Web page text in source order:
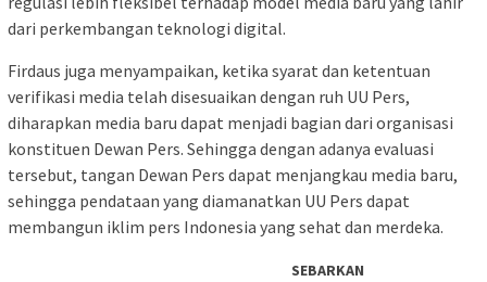
dari perkembangan teknologi digital.
Firdaus juga menyampaikan, ketika syarat dan ketentuan
verifikasi media telah disesuaikan dengan ruh UU Pers,
diharapkan media baru dapat menjadi bagian dari organisasi
konstituen Dewan Pers. Sehingga dengan adanya evaluasi
tersebut, tangan Dewan Pers dapat menjangkau media baru,
sehingga pendataan yang diamanatkan UU Pers dapat
membangun iklim pers Indonesia yang sehat dan merdeka.
SEBARKAN